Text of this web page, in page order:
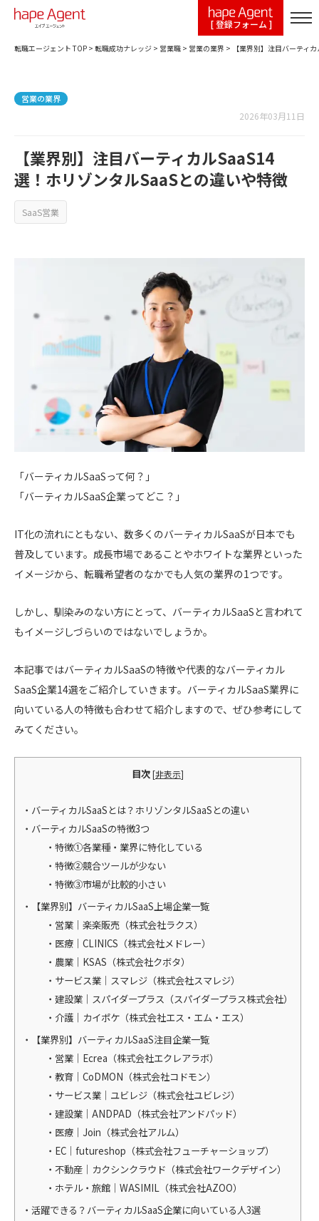
[ 登録フォーム ]
転職エージェント TOP > 転職成功ナレッジ > 営業職 > 営業の業界 > 【業界別】注目バーティ
営業の業界
2026年03月11日
【業界別】注目バーティカルSaaS14
選！ホリゾンタルSaaSとの違いや特徴
SaaS営業
「バーティカルSaaSって何？」
「バーティカルSaaS企業ってどこ？」
IT化の流れにともない、数多くのバーティカルSaaSが日本でも
普及しています。成長市場であることやホワイトな業界といった
イメージから、転職希望者のなかでも人気の業界の1つです。
しかし、馴染みのない方にとって、バーティカルSaaSと言われて
もイメージしづらいのではないでしょうか。
本記事ではバーティカルSaaSの特徴や代表的なバーティカル
SaaS企業14選をご紹介していきます。バーティカルSaaS業界に
向いている人の特徴も合わせて紹介しますので、ぜひ参考にして
みてください。
目次[非表示]
バーティカルSaaSとは？ホリゾンタルSaaSとの違い
バーティカルSaaSの特徴3つ
特徴①各業種・業界に特化している
特徴②競合ツールが少ない
特徴③市場が比較的小さい
【業界別】バーティカルSaaS上場企業一覧
営業｜楽楽販売（株式会社ラクス）
医療｜CLINICS（株式会社メドレー）
農業｜KSAS（株式会社クボタ）
サービス業｜スマレジ（株式会社スマレジ）
建設業｜スパイダープラス（スパイダープラス株式会社）
介護｜カイポケ（株式会社エス・エム・エス）
【業界別】バーティカルSaaS注目企業一覧
営業｜Ecrea（株式会社エクレアラボ）
教育｜CoDMON（株式会社コドモン）
サービス業｜ユビレジ（株式会社ユビレジ）
建設業｜ANDPAD（株式会社アンドパッド）
医療｜Join（株式会社アルム）
EC｜futureshop（株式会社フューチャーショップ）
不動産｜カクシンクラウド（株式会社ワークデザイン）
ホテル・旅館｜WASIMIL（株式会社AZOO）
活躍できる？バーティカルSaaS企業に向いている人3選